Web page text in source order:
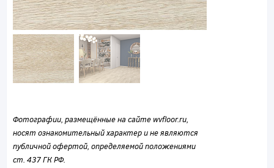
Фотографии, размещённые на сайте wvfloor.ru,
носят ознакомительный характер и не являются
публичной офертой, определяемой положениями
ст. 437 ГК РФ.